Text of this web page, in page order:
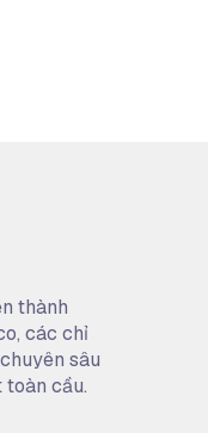
thành
các chỉ
sâu
cầu.